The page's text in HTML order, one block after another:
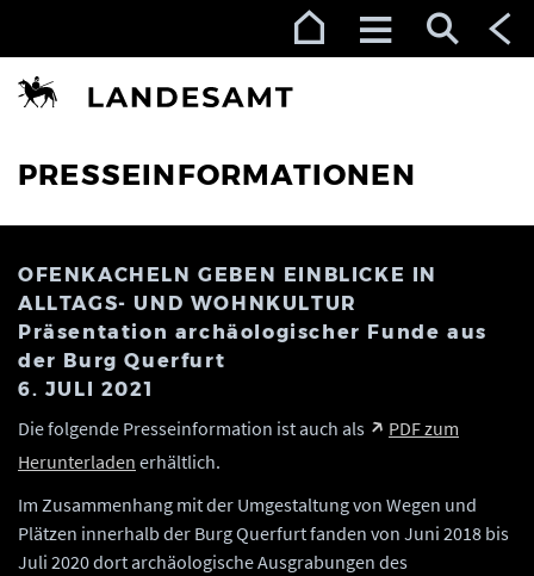
PRESSEINFORMATIONEN
OFENKACHELN GEBEN EINBLICKE IN
ALLTAGS- UND WOHNKULTUR
Präsentation archäologischer Funde aus
der Burg Querfurt
6. JULI 2021
Die folgende Presseinformation ist auch als
PDF zum
Herunterladen erhältlich.
Im Zusammenhang mit der Umgestaltung von Wegen und
Plätzen innerhalb der Burg Querfurt fanden von Juni 2018 bis
Juli 2020 dort archäologische Ausgrabungen des